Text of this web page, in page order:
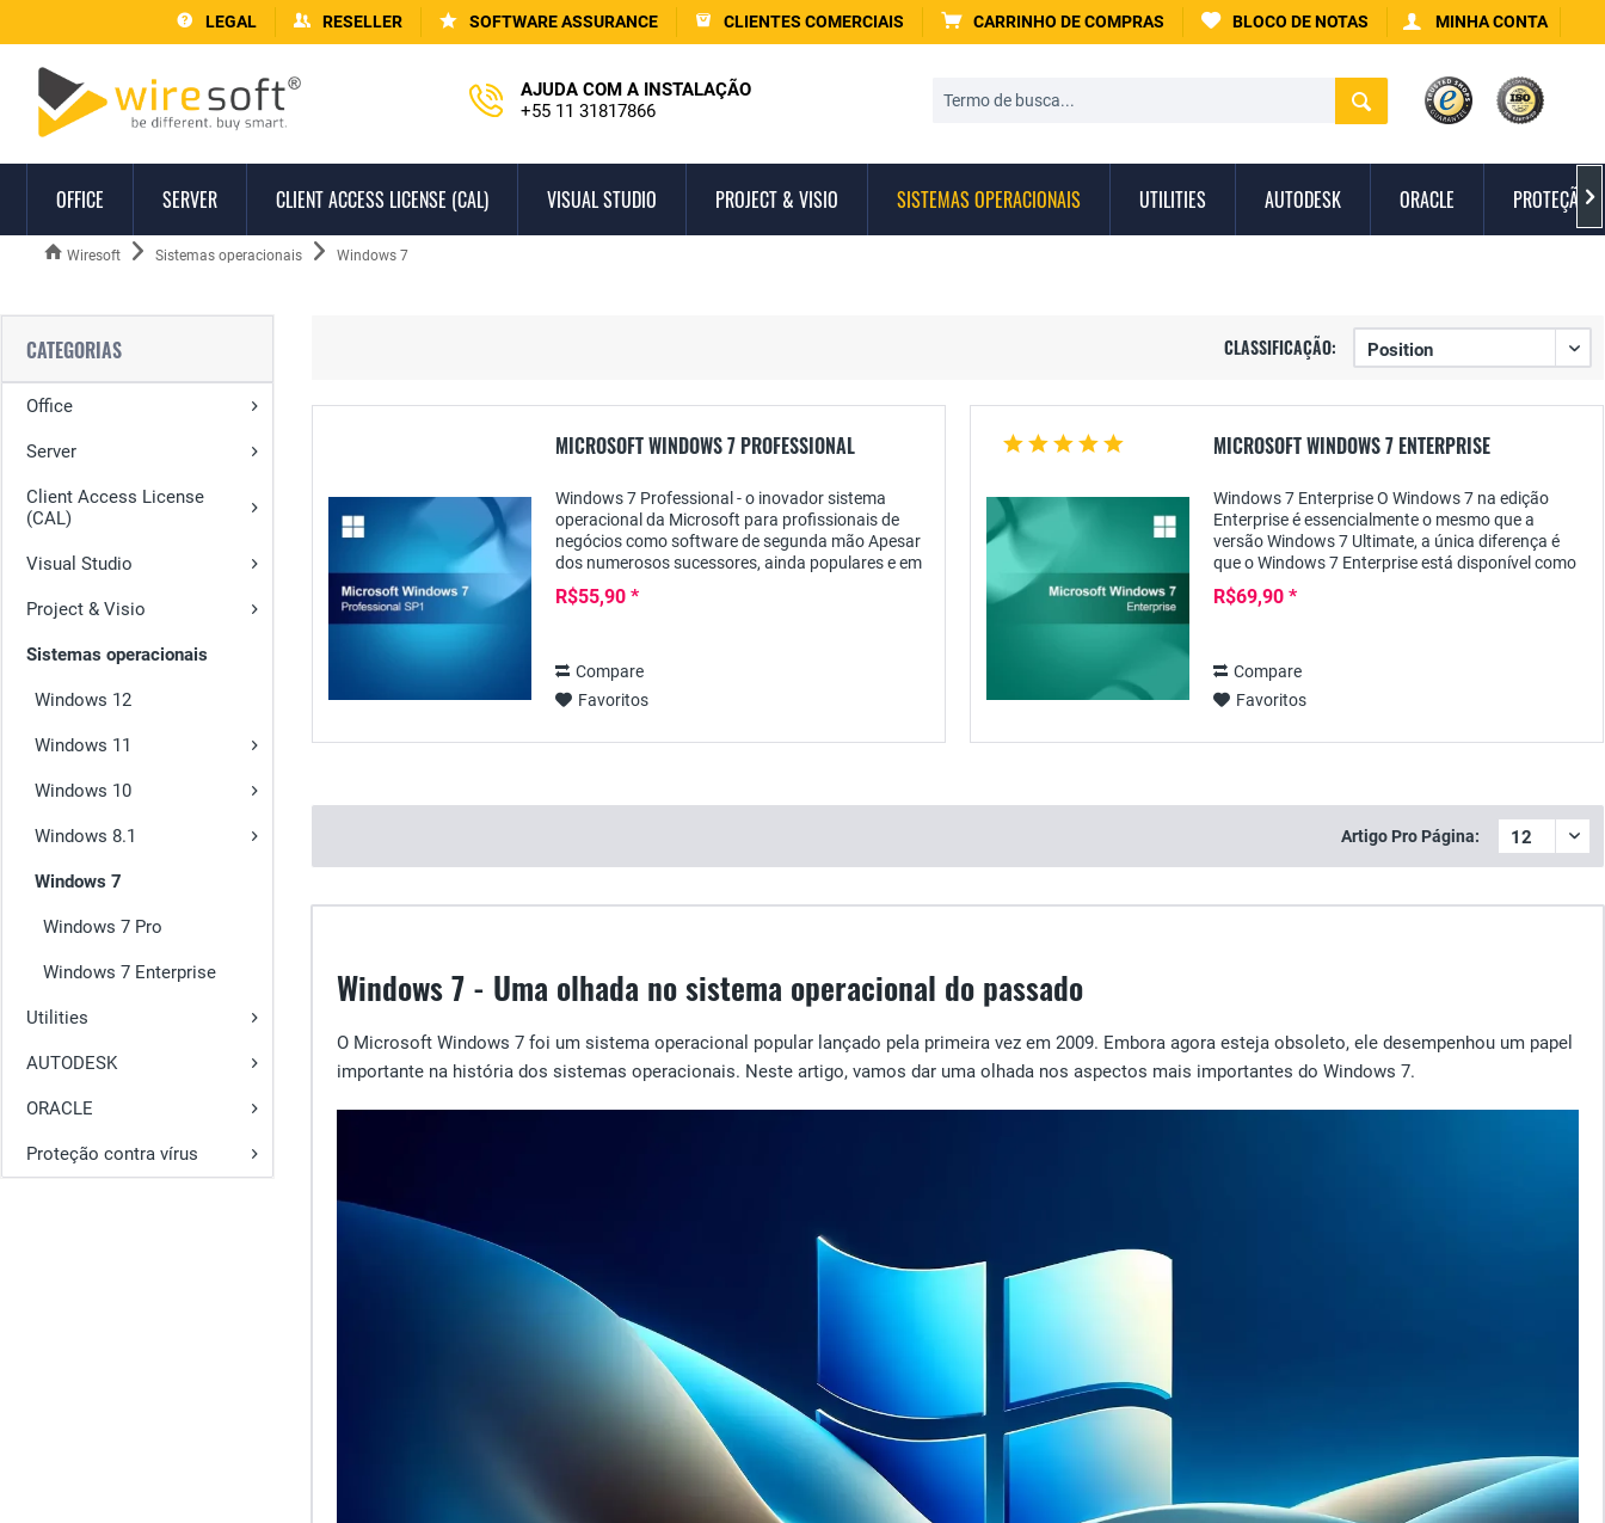
LEGAL RESELLER SOFTWARE ASSURANCE CLIENTES COMERCIAIS CARRINHO DE COMPRAS BLOCO DE NOTAS MINHA CONTA
AJUDA COM A INSTALAÇÃO
+55 11 31817866
OFFICE SERVER CLIENT ACCESS LICENSE (CAL) VISUAL STUDIO PROJECT & VISIO SISTEMAS OPERACIONAIS UTILITIES AUTODESK ORACLE PROTEÇÃO
Wiresoft Sistemas operacionais Windows 7
CATEGORIAS
Office
Server
Client Access License
(CAL)
Visual Studio
Project & Visio
Sistemas operacionais
Windows 12
Windows 11
Windows 10
Windows 8.1
Windows 7
Windows 7 Pro
Windows 7 Enterprise
Utilities
AUTODESK
ORACLE
Proteção contra vírus
CLASSIFICAÇÃO:
MICROSOFT WINDOWS 7 PROFESSIONAL
Windows 7 Professional - o inovador sistema
operacional da Microsoft para profissionais de
negócios como software de segunda mão Apesar
dos numerosos sucessores, ainda populares e em
uso em muitas redes: o Windows 7 Professional
funciona...
R$55,90 *
Compare
Favoritos
MICROSOFT WINDOWS 7 ENTERPRISE
Windows 7 Enterprise O Windows 7 na edição
Enterprise é essencialmente o mesmo que a
versão Windows 7 Ultimate, a única diferença é
que o Windows 7 Enterprise está disponível como
uma licença em volume e, portanto, é
particularmente...
R$69,90 *
Compare
Favoritos
Artigo Pro Página:
Windows 7 - Uma olhada no sistema operacional do passado
O Microsoft Windows 7 foi um sistema operacional popular lançado pela primeira vez em 2009. Embora agora esteja obsoleto, ele desempenhou um papel
importante na história dos sistemas operacionais. Neste artigo, vamos dar uma olhada nos aspectos mais importantes do Windows 7.